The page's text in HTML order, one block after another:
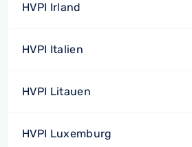
HVPI Irland
HVPI Italien
HVPI Litauen
HVPI Luxemburg